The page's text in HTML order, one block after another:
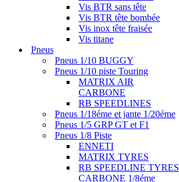
Vis BTR sans tête
Vis BTR tête bombée
Vis inox tête fraisée
Vis titane
Pneus
Pneus 1/10 BUGGY
Pneus 1/10 piste Touring
MATRIX AIR
CARBONE
RB SPEEDLINES
Pneus 1/18éme et jante 1/20éme
Pneus 1/5 GRP GT et F1
Pneus 1/8 Piste
ENNETI
MATRIX TYRES
RB SPEEDLINE TYRES
CARBONE 1/8éme